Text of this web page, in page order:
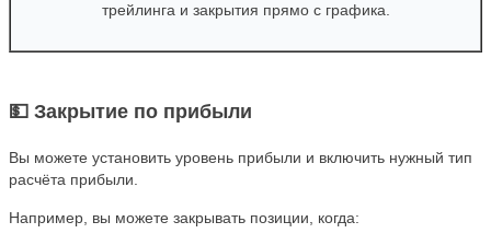
трейлинга и закрытия прямо с графика.
💵 Закрытие по прибыли
Вы можете установить уровень прибыли и включить нужный тип
расчёта прибыли.
Например, вы можете закрывать позиции, когда: